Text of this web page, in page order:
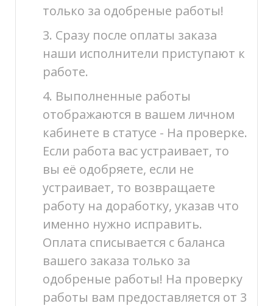
только за одобреные работы!
3. Сразу после оплаты заказа
наши исполнители приступают к
работе.
4. Выполненные работы
отображаются в вашем личном
кабинете в статусе - На проверке.
Если работа вас устраивает, то
вы её одобряете, если не
устраивает, то возвращаете
работу на доработку, указав что
именно нужно исправить.
Оплата списывается с баланса
вашего заказа только за
одобреные работы! На проверку
работы вам предоставляется от 3